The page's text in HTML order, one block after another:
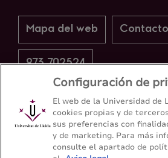
Mapa del web Contacto
973 702524
Configuración de
El web de la Universidad de
cookies propias y de
sus preferencias con
y de marketing. Para más
consulte el apartado de